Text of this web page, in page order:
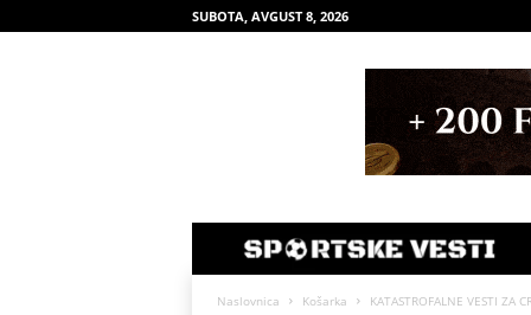
SUBOTA, AVGUST 8, 2026
Naslovnica Košarka KATASTROFALNE VESTI